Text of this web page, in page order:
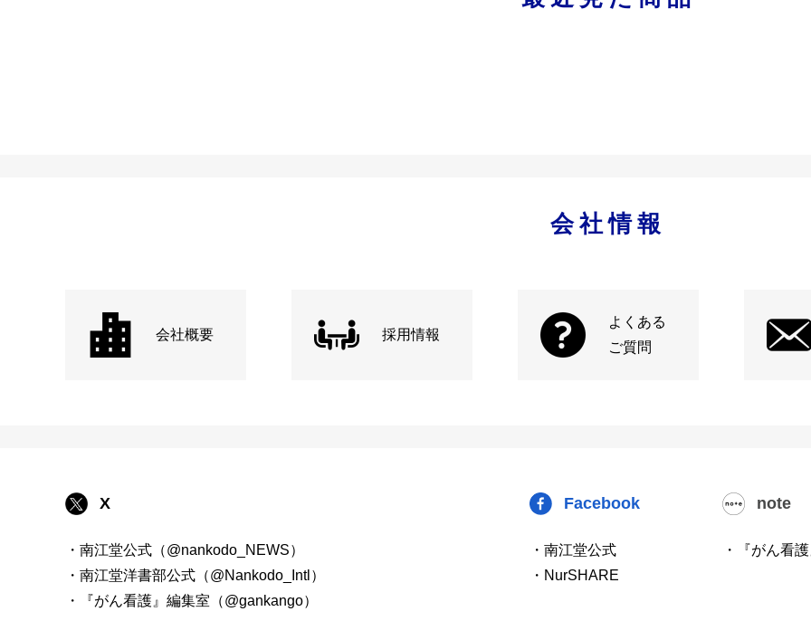
会社情報
会社概要 採用情報
よくある
ご質問
X
・南江堂公式（@nankodo_NEWS）
・南江堂洋書部公式（@Nankodo_Intl）
・『がん看護』編集室（@gankango）
Facebook
・南江堂公式
・NurSHARE
note
・『がん看